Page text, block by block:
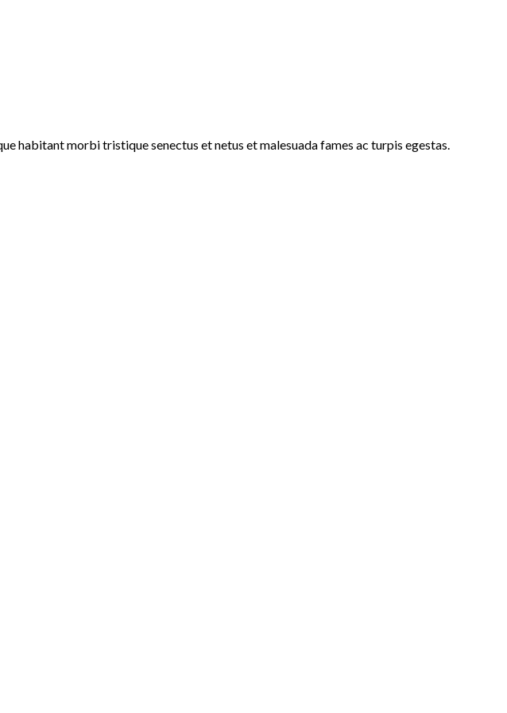
habitant morbi tristique senectus et netus et malesuada fames ac turpis egestas.